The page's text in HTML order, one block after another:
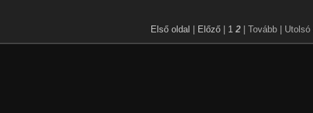
Első oldal Előző 1 2 | Tovább | Utolsó